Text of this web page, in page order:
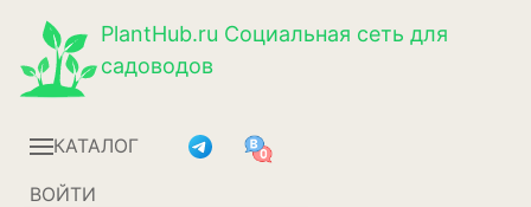
PlantHub.ru Социальная сеть для
садоводов
КАТАЛОГ
ВОЙТИ